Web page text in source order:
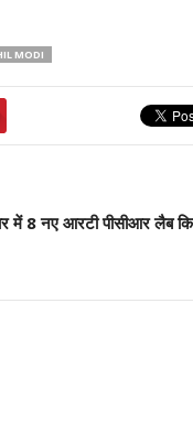
MODI
में 8 नए आरटी पीसीआर लैब